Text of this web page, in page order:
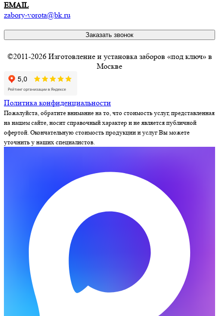
EMAIL
zabory-vorota@bk.ru
Заказать звонок
©2011-2026 Изготовление и установка заборов «под ключ» в
Москве
Политика конфиденциальности
Пожалуйста, обратите внимание на то, что стоимость услуг, представленная
на нашем сайте, носит справочный характер и не является публичной
офертой. Окончательную стоимость продукции и услуг Вы можете
уточнить у наших специалистов.